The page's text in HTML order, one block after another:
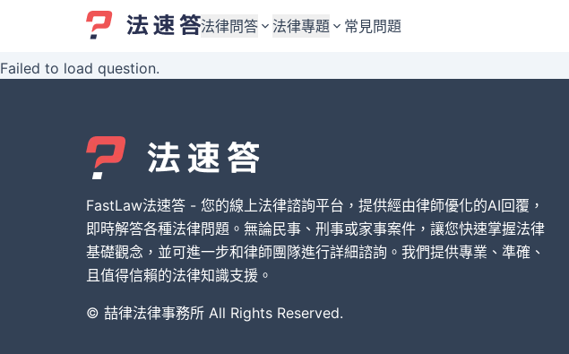
法律問答
婚姻與監護權
債務與債權
刑事犯罪案件
其他案件類型
法律專題
婚姻與監護權
債務與債權
刑事犯罪案件
其他案件類型
常見問題
Failed to load question.
FastLaw法速答 - 您的線上法律諮詢平台，提供經由律師優化的AI回覆，
即時解答各種法律問題。無論民事、刑事或家事案件，讓您快速掌握法律
基礎觀念，並可進一步和律師團隊進行詳細諮詢。我們提供專業、準確、
且值得信賴的法律知識支援。
© 喆律法律事務所 All Rights Reserved.